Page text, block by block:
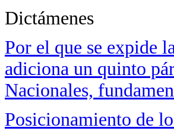
Dictámenes
Por el que se expide
adiciona un quinto
Nacionales,
Posicionamiento de